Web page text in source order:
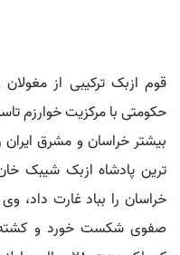
قوم ازبک ترکیبی از مغولان
حکومتی با مرکزیت خوارزم
بیشتر خراسان و مشرق ایران
ترین پادشاه ازبک شیبک
صفوی شکست خورد و